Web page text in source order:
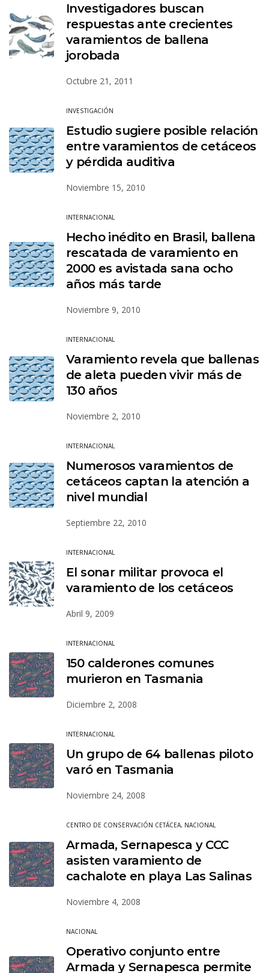
Investigadores buscan
respuestas ante crecientes
varamientos de ballena
jorobada
Octubre 21, 2011
INVESTIGACIÓN
Estudio sugiere posible relación
entre varamientos de cetáceos
y pérdida auditiva
Noviembre 15, 2010
INTERNACIONAL
Hecho inédito en Brasil, ballena
rescatada de varamiento en
2000 es avistada sana ocho
años más tarde
Noviembre 9, 2010
INTERNACIONAL
Varamiento revela que ballenas
de aleta pueden vivir más de
130 años
Noviembre 2, 2010
INTERNACIONAL
Numerosos varamientos de
cetáceos captan la atención a
nivel mundial
Septiembre 22, 2010
INTERNACIONAL
El sonar militar provoca el
varamiento de los cetáceos
Abril 9, 2009
INTERNACIONAL
150 calderones comunes
murieron en Tasmania
Diciembre 2, 2008
INTERNACIONAL
Un grupo de 64 ballenas piloto
varó en Tasmania
Noviembre 24, 2008
CENTRO DE CONSERVACIÓN CETÁCEA, NACIONAL
Armada, Sernapesca y CCC
asisten varamiento de
cachalote en playa Las Salinas
Noviembre 4, 2008
NACIONAL
Operativo conjunto entre
Armada y Sernapesca permite